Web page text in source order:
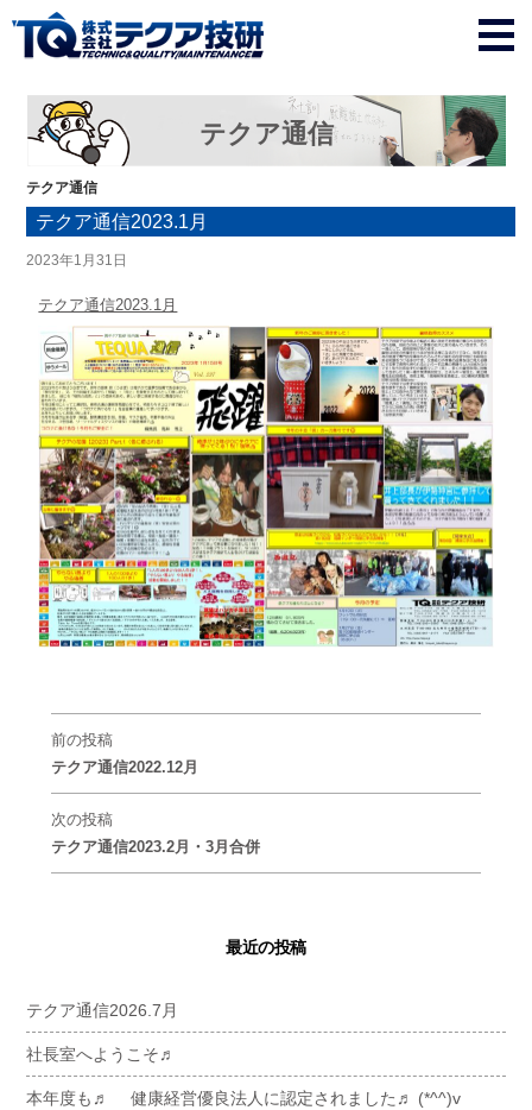
テクア通信
テクア通信
テクア通信2023.1月
2023年1月31日
テクア通信2023.1月
前の投稿
テクア通信2022.12月
次の投稿
テクア通信2023.2月・3月合併
最近の投稿
テクア通信2026.7月
社長室へようこそ♬
本年度も♬ 健康経営優良法人に認定されました♬ (*^^)v